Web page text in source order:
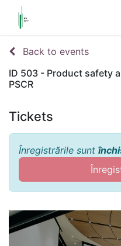
Back to events
ID 503 - Product safety
PSCR
Tickets
Înregistrările sunt